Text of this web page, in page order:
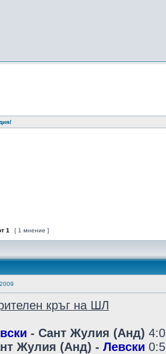
1 [ 1 мнение ]
кръг на ШЛ
- Сант Жулия (Анд) 4:0
Жулия (Анд) - Левски 0:5